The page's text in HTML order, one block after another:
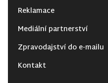
Reklamace
Mediální partnerství
Zpravodajství do e-mailu
Kontakt